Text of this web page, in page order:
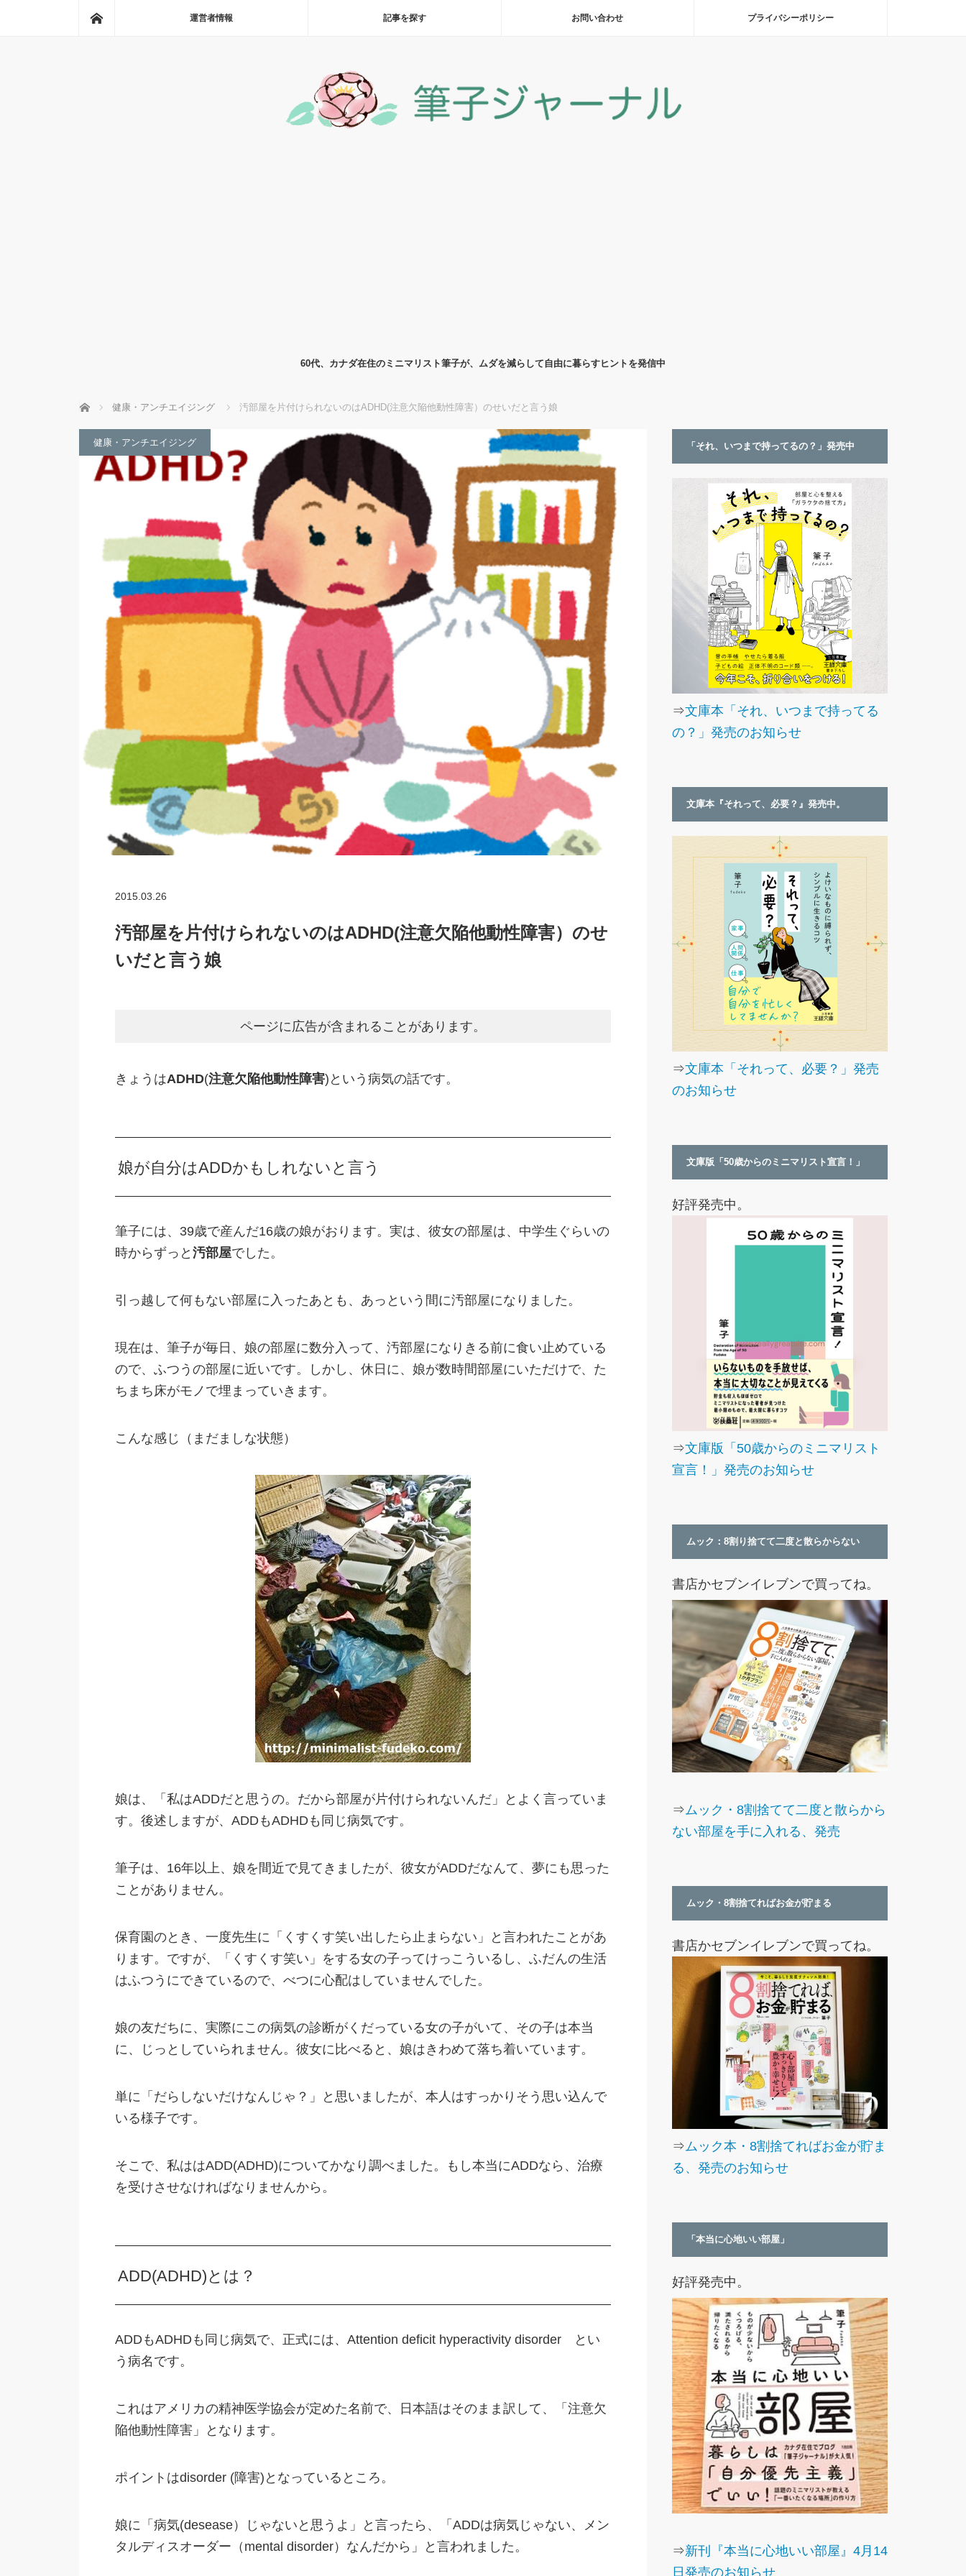
運営者情報 記事を探す お問い合わせ プライバシーポリシー
60代、カナダ在住のミニマリスト筆子が、ムダを減らして自由に暮らすヒントを発信中
ホーム 健康・アンチエイジング 汚部屋を片付けられないのはADHD(注意欠陥他動性障害）のせいだと言う娘
健康・アンチエイジング
2015.03.26
汚部屋を片付けられないのはADHD(注意欠陥他動性障害）のせ
いだと言う娘
ページに広告が含まれることがあります。
きょうはADHD(注意欠陥他動性障害)という病気の話です。
娘が自分はADDかもしれないと言う
筆子には、39歳で産んだ16歳の娘がおります。実は、彼女の部屋は、中学生ぐらいの
時からずっと 汚部屋でした。
引っ越して何もない部屋に入ったあとも、あっという間に汚部屋になりました。
現在は、筆子が毎日、娘の部屋に数分入って、汚部屋になりきる前に食い止めている
ので、ふつうの部屋に近いです。しかし、休日に、娘が数時間部屋にいただけで、た
ちまち床がモノで埋まっていきます。
こんな感じ（まだましな状態）
娘は、「私はADDだと思うの。だから部屋が片付けられないんだ」とよく言っていま
す。後述しますが、ADDもADHDも同じ病気です。
筆子は、16年以上、娘を間近で見てきましたが、彼女がADDだなんて、夢にも思った
ことがありません。
保育園のとき、一度先生に「くすくす笑い出したら止まらない」と言われたことがあ
ります。ですが、「くすくす笑い」をする女の子ってけっこういるし、ふだんの生活
はふつうにできているので、べつに心配はしていませんでした。
娘の友だちに、実際にこの病気の診断がくだっている女の子がいて、その子は本当
に、じっとしていられません。彼女に比べると、娘はきわめて落ち着いています。
単に「だらしないだけなんじゃ？」と思いましたが、本人はすっかりそう思い込んで
いる様子です。
そこで、私ははADD(ADHD)についてかなり調べました。もし本当にADDなら、治療
を受けさせなければなりませんから。
ADD(ADHD)とは？
ADDもADHDも同じ病気で、正式には、Attention deficit hyperactivity disorder とい
う病名です。
これはアメリカの精神医学協会が定めた名前で、日本語はそのまま訳して、「注意欠
陥他動性障害」となります。
ポイントはdisorder (障害)となっているところ。
娘に「病気(desease）じゃないと思うよ」と言ったら、「ADDは病気じゃない、メン
タルディスオーダー（mental disorder）なんだから」と言われました。
「それ、いつまで持ってるの？」発売中
⇒文庫本「それ、いつまで持ってる
の？」発売のお知らせ
文庫本『それって、必要？』発売中。
⇒文庫本「それって、必要？」発売
のお知らせ
文庫版「50歳からのミニマリスト宣言！」
好評発売中。
⇒文庫版「50歳からのミニマリスト
宣言！」発売のお知らせ
ムック：8割り捨てて二度と散らからない
書店かセブンイレブンで買ってね。
⇒ムック・8割捨てて二度と散らから
ない部屋を手に入れる、発売
ムック・8割捨てればお金が貯まる
書店かセブンイレブンで買ってね。
⇒ムック本・8割捨てればお金が貯ま
る、発売のお知らせ
「本当に心地いい部屋」
好評発売中。
⇒新刊『本当に心地いい部屋』4月14
日発売のお知らせ